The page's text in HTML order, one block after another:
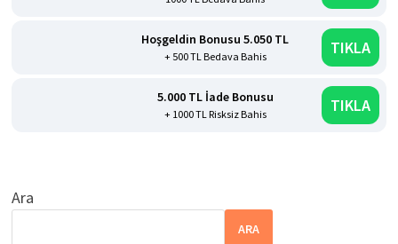
Hoşgeldin Bonusu 5.050 TL
+ 500 TL Bedava Bahis TIKLA
5.000 TL İade Bonusu
+ 1000 TL Risksiz Bahis TIKLA
Ara
ARA